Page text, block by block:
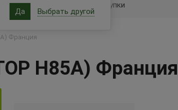
Да
Выбрать другой
Оптовые закупки
Франция
H85A) Франция